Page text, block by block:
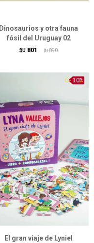
Dinosaurios y otra fauna
fósil del Uruguay 02
$U 801 $U 890
El gran viaje de Lyniel